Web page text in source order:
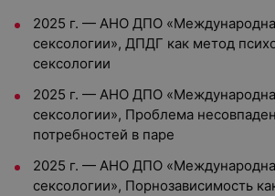
2025 г. — АНО ДПО
сексологии», ДПДГ как метод
сексологии
2025 г. — АНО ДПО
сексологии», Проблема
потребностей в паре
2025 г. — АНО ДПО
сексологии», Порнозависимость